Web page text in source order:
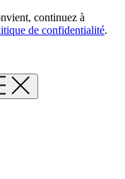
continuez à
de confidentialité.